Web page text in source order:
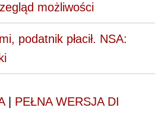
możliwości
podatnik płacił. NSA:
| PEŁNA WERSJA DI